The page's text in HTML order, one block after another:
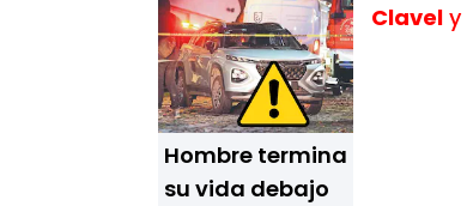
Hombre termina
su vida debajo
Clavel y